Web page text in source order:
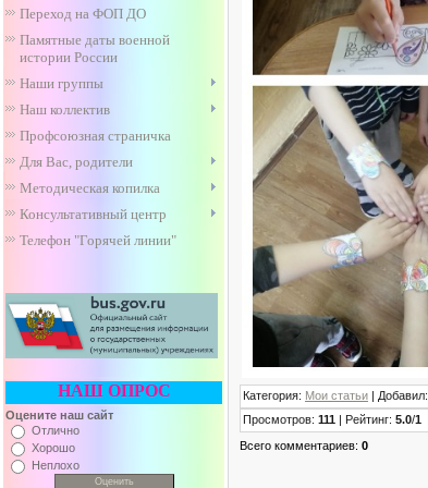
Переход на ФОП ДО
Памятные даты военной
истории России
Наши группы
Наш коллектив
Профсоюзная страничка
Для Вас, родители
Методическая копилка
Консультативный центр
Телефон "Горячей линии"
НАШ ОПРОС
Оцените наш сайт
Отлично
Хорошо
Неплохо
Категория: Мои статьи | Добавил:
Просмотров: 111 | Рейтинг: 5.0/1
Всего комментариев: 0